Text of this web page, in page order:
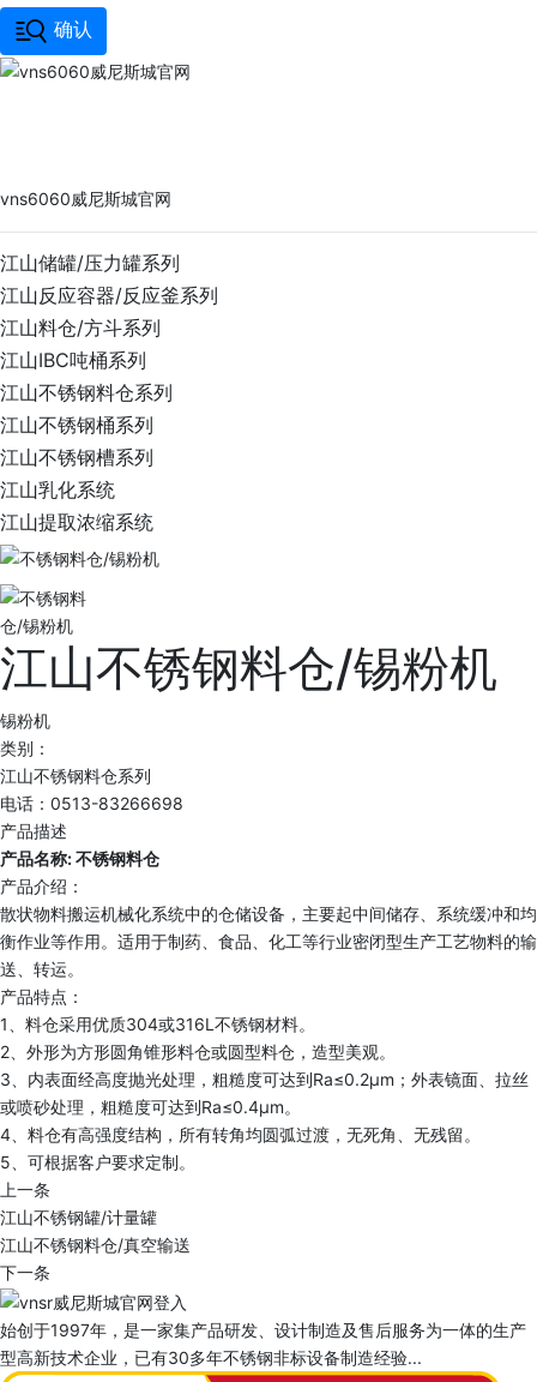
确认
vns6060威尼斯城官网
江山储罐/压力罐系列
江山反应容器/反应釜系列
江山料仓/方斗系列
江山IBC吨桶系列
江山不锈钢料仓系列
江山不锈钢桶系列
江山不锈钢槽系列
江山乳化系统
江山提取浓缩系统
江山不锈钢料仓/锡粉机
锡粉机
类别：
江山不锈钢料仓系列
电话：0513-83266698
产品描述
产品名称: 不锈钢料仓
产品介绍：
散状物料搬运机械化系统中的仓储设备，主要起中间储存、系统缓冲和均
衡作业等作用。适用于制药、食品、化工等行业密闭型生产工艺物料的输
送、转运。
产品特点：
1、料仓采用优质304或316L不锈钢材料。
2、外形为方形圆角锥形料仓或圆型料仓，造型美观。
3、内表面经高度抛光处理，粗糙度可达到Ra≤0.2μm；外表镜面、拉丝
或喷砂处理，粗糙度可达到Ra≤0.4μm。
4、料仓有高强度结构，所有转角均圆弧过渡，无死角、无残留。
5、可根据客户要求定制。
上一条
江山不锈钢罐/计量罐
江山不锈钢料仓/真空输送
下一条
始创于1997年，是一家集产品研发、设计制造及售后服务为一体的生产
型高新技术企业，已有30多年不锈钢非标设备制造经验...